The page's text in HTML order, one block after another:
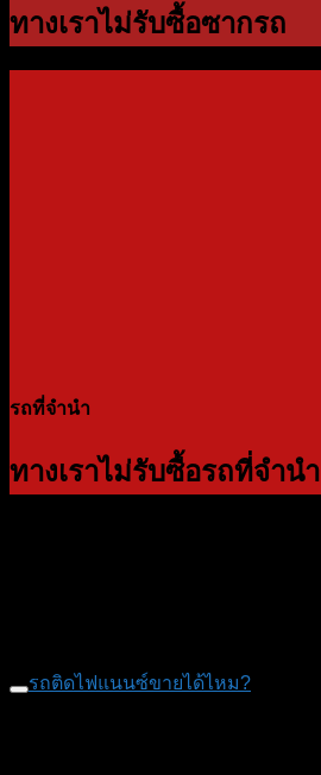
ทางเราไม่รับซื้อซากรถ
รถที่จำนำ
ทางเราไม่รับซื้อรถที่จำนำ
รถติดไฟแนนซ์ขายได้ไหม?